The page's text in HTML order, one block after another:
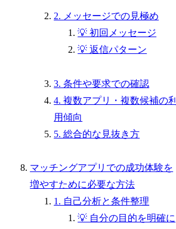
2. メッセージでの見極め
💡 初回メッセージ
💡 返信パターン
3. 条件や要求での確認
4. 複数アプリ・複数候補の利
用傾向
5. 総合的な見抜き方
マッチングアプリでの成功体験を
増やすために必要な方法
1. 自己分析と条件整理
💡 自分の目的を明確に